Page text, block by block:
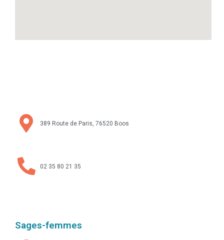
389 Route de Paris, 76520 Boos
02 35 80 21 35
Sages-femmes